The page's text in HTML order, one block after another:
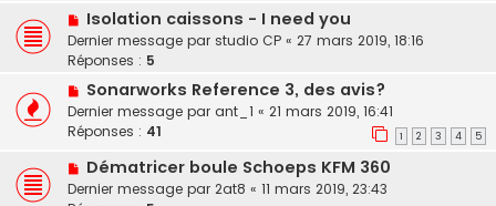
Isolation caissons - I need you
Dernier message par studio CP « 27 mars 2019, 18:16
Réponses : 5
Sonarworks Reference 3, des avis?
Dernier message par ant_1 « 21 mars 2019, 16:41
Réponses : 41 1 2 3 4 5
Dématricer boule Schoeps KFM 360
Dernier message par 2at8 « 11 mars 2019, 23:43